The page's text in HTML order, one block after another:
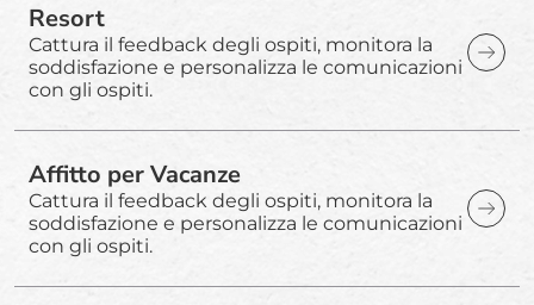
Resort
Cattura il feedback degli ospiti, monitora la
soddisfazione e personalizza le comunicazioni
con gli ospiti.
Affitto per Vacanze
Cattura il feedback degli ospiti, monitora la
soddisfazione e personalizza le comunicazioni
con gli ospiti.